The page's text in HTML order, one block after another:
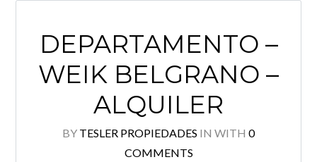
DEPARTAMENTO –
WEIK BELGRANO –
ALQUILER
BY TESLER PROPIEDADES IN WITH 0
COMMENTS